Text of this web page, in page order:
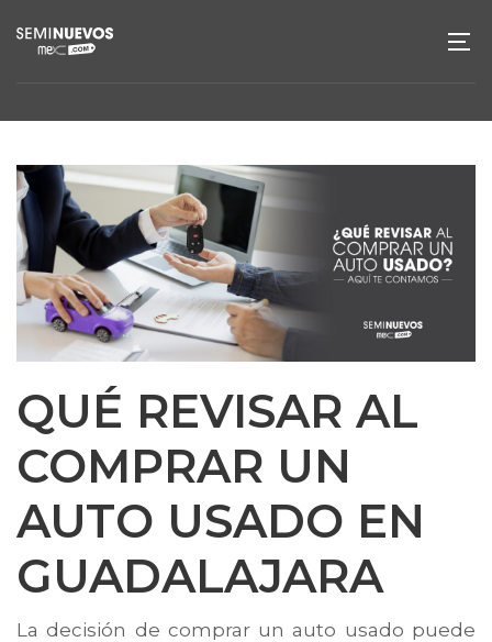
QUÉ REVISAR AL
COMPRAR UN
AUTO USADO EN
GUADALAJARA
La decisión de comprar un auto usado puede